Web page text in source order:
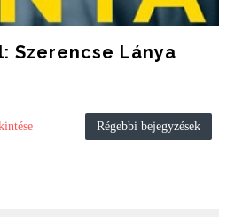
Szerencse Lánya
Régebbi bejegyzések